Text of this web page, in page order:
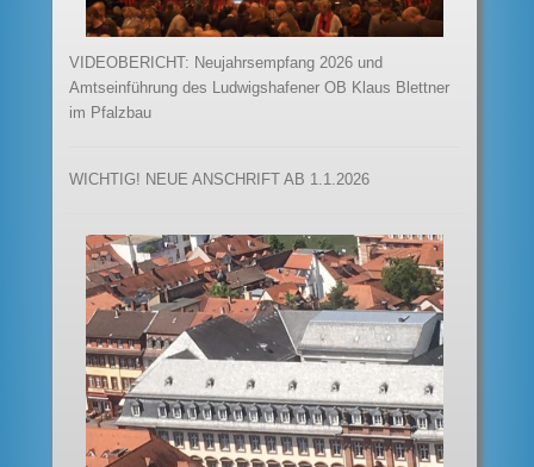
VIDEOBERICHT: Neujahrsempfang 2026 und
Amtseinführung des Ludwigshafener OB Klaus Blettner
im Pfalzbau
WICHTIG! NEUE ANSCHRIFT AB 1.1.2026